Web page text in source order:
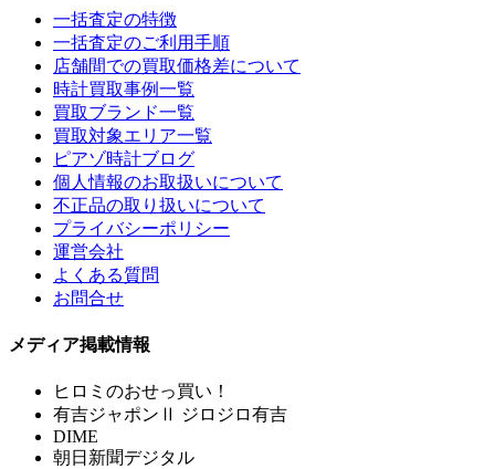
一括査定の特徴
一括査定のご利用手順
店舗間での買取価格差について
時計買取事例一覧
買取ブランド一覧
買取対象エリア一覧
ピアゾ時計ブログ
個人情報のお取扱いについて
不正品の取り扱いについて
プライバシーポリシー
運営会社
よくある質問
お問合せ
メディア掲載情報
ヒロミのおせっ買い！
有吉ジャポンⅡ ジロジロ有吉
DIME
朝日新聞デジタル